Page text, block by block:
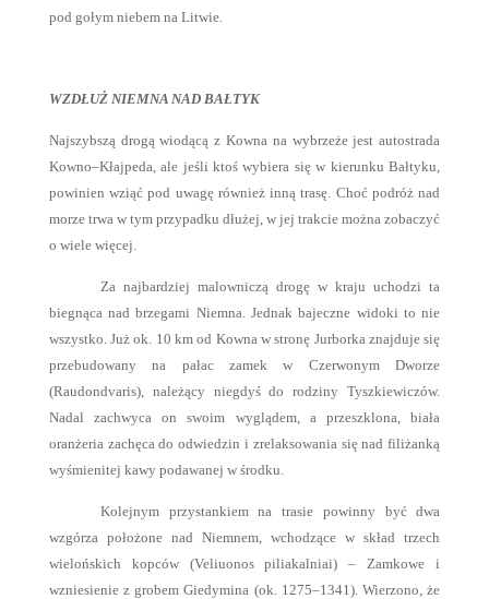
pod gołym niebem na Litwie.
WZDŁUŻ NIEMNA NAD BAŁTYK
Najszybszą drogą wiodącą z Kowna na wybrzeże jest autostrada
Kowno–Kłajpeda, ale jeśli ktoś wybiera się w kierunku Bałtyku,
powinien wziąć pod uwagę również inną trasę. Choć podróż nad
morze trwa w tym przypadku dłużej, w jej trakcie można zobaczyć
o wiele więcej.
Za najbardziej malowniczą drogę w kraju uchodzi ta
biegnąca nad brzegami Niemna. Jednak bajeczne widoki to nie
wszystko. Już ok. 10 km od Kowna w stronę Jurborka znajduje się
przebudowany na pałac zamek w Czerwonym Dworze
(Raudondvaris), należący niegdyś do rodziny Tyszkiewiczów.
Nadal zachwyca on swoim wyglądem, a przeszklona, biała
oranżeria zachęca do odwiedzin i zrelaksowania się nad filiżanką
wyśmienitej kawy podawanej w środku.
Kolejnym przystankiem na trasie powinny być dwa
wzgórza położone nad Niemnem, wchodzące w skład trzech
wielońskich kopców (Veliuonos piliakalniai) – Zamkowe i
wzniesienie z grobem Giedymina (ok. 1275–1341). Wierzono, że